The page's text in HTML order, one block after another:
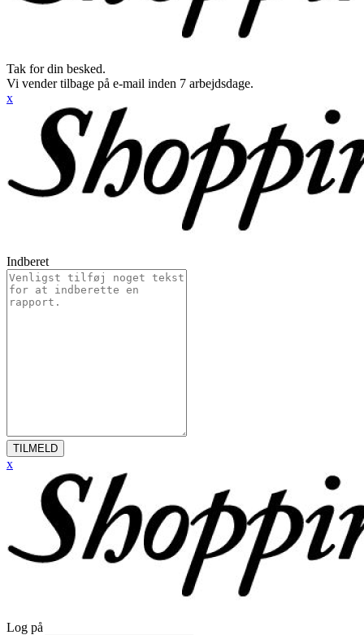
Tak for din besked.
Vi vender tilbage på e-mail inden 7 arbejdsdage.
x
Indberet
TILMELD
x
Log på